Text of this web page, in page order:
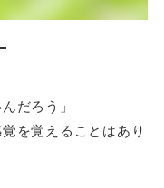
だろう」
を覚えることはあり